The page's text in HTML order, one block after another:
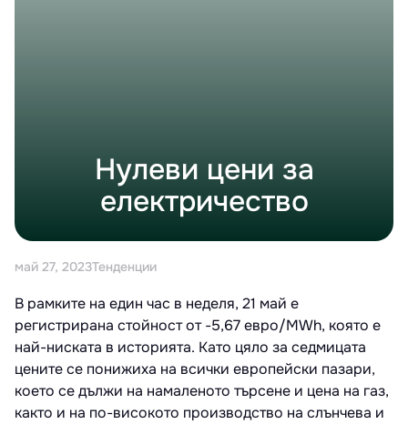
Нулеви цени за
електричество
май 27, 2023Тенденции
В рамките на един час в неделя, 21 май е
регистрирана стойност от -5,67 евро/MWh, която е
най-ниската в историята. Като цяло за седмицата
цените се понижиха на всички европейски пазари,
което се дължи на намаленото търсене и цена на газ,
както и на по-високото производство на слънчева и